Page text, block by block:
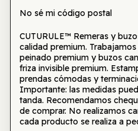
No sé mi código postal
CUTURULE™ Remeras y
calidad premium.
peinado premium y buzos
friza invisible premium.
prendas cómodas y
Importante: las medidas
tanda. Recomendamos
de comprar. No realizamos
cada producto se realiza a